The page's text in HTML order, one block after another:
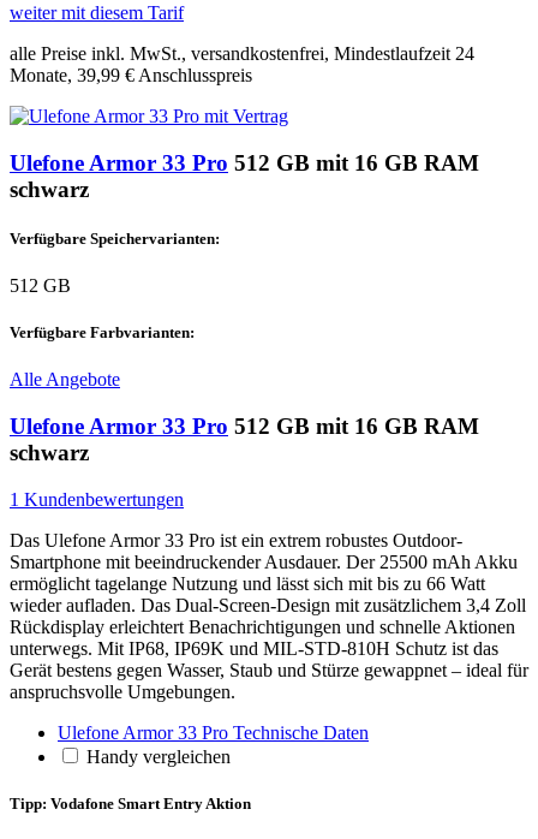
weiter mit diesem Tarif
alle Preise inkl. MwSt., versandkostenfrei, Mindestlaufzeit 24
Monate, 39,99 € Anschlusspreis
Ulefone Armor 33 Pro 512 GB mit 16 GB RAM
schwarz
Verfügbare Speichervarianten:
512 GB
Verfügbare Farbvarianten:
Alle Angebote
Ulefone Armor 33 Pro 512 GB mit 16 GB RAM
schwarz
1 Kundenbewertungen
Das Ulefone Armor 33 Pro ist ein extrem robustes Outdoor-
Smartphone mit beeindruckender Ausdauer. Der 25500 mAh Akku
ermöglicht tagelange Nutzung und lässt sich mit bis zu 66 Watt
wieder aufladen. Das Dual-Screen-Design mit zusätzlichem 3,4 Zoll
Rückdisplay erleichtert Benachrichtigungen und schnelle Aktionen
unterwegs. Mit IP68, IP69K und MIL-STD-810H Schutz ist das
Gerät bestens gegen Wasser, Staub und Stürze gewappnet – ideal für
anspruchsvolle Umgebungen.
Ulefone Armor 33 Pro Technische Daten
Handy vergleichen
Tipp: Vodafone Smart Entry Aktion